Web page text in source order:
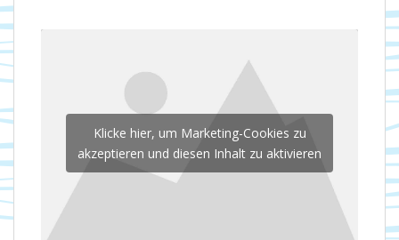
Klicke hier, um Marketing-Cookies zu
akzeptieren und diesen Inhalt zu aktivieren